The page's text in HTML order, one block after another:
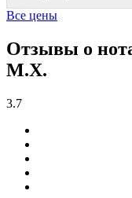
Все цены
Отзывы о
М.Х.
3.7